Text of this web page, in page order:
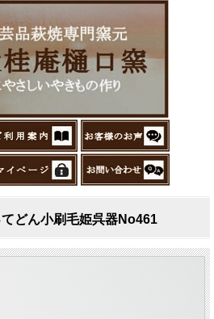
どん小刷毛姫呉器No461